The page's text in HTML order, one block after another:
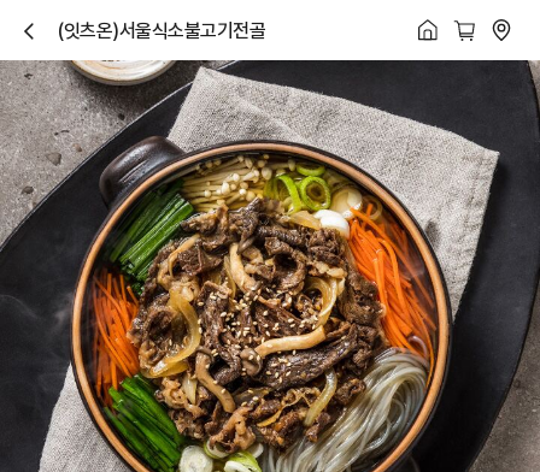
닫
기
(잇츠온)서울식소불고기전골